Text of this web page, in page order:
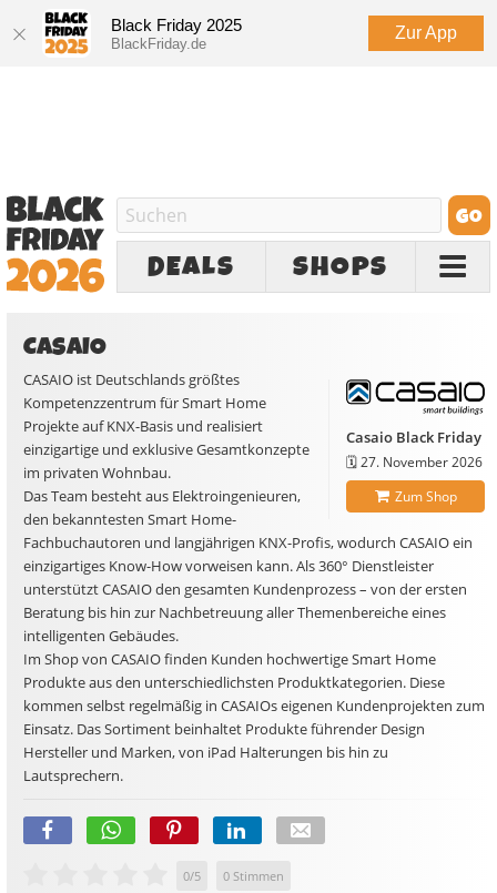
Black Friday 2025
BlackFriday.de
Zur App
DEALS SHOPS
CASAIO
Casaio Black Friday
🗓️27. November 2026
Zum Shop
CASAIO ist Deutschlands größtes
Kompetenzzentrum für Smart Home
Projekte auf KNX-Basis und realisiert
einzigartige und exklusive Gesamtkonzepte
im privaten Wohnbau.
Das Team besteht aus Elektroingenieuren,
den bekanntesten Smart Home-
Fachbuchautoren und langjährigen KNX-Profis, wodurch CASAIO ein
einzigartiges Know-How vorweisen kann. Als 360° Dienstleister
unterstützt CASAIO den gesamten Kundenprozess – von der ersten
Beratung bis hin zur Nachbetreuung aller Themenbereiche eines
intelligenten Gebäudes.
Im Shop von CASAIO finden Kunden hochwertige Smart Home
Produkte aus den unterschiedlichsten Produktkategorien. Diese
kommen selbst regelmäßig in CASAIOs eigenen Kundenprojekten zum
Einsatz. Das Sortiment beinhaltet Produkte führender Design
Hersteller und Marken, von iPad Halterungen bis hin zu
Lautsprechern.
0/5 0 Stimmen